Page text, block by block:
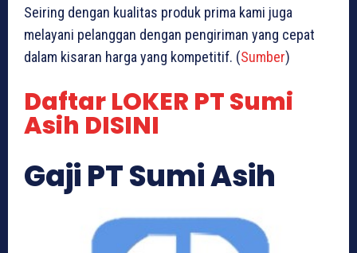
Seiring dengan kualitas produk prima kami juga
melayani pelanggan dengan pengiriman yang cepat
dalam kisaran harga yang kompetitif. (Sumber)
Daftar LOKER PT Sumi
Asih DISINI
Gaji PT Sumi Asih